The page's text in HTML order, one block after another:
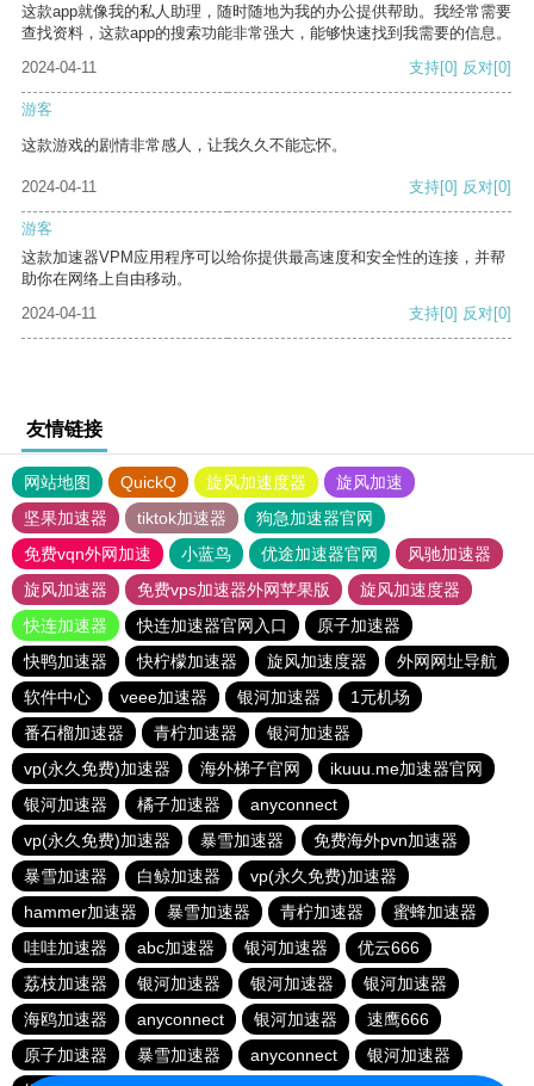
这款app就像我的私人助理，随时随地为我的办公提供帮助。我经常需要
查找资料，这款app的搜索功能非常强大，能够快速找到我需要的信息。
2024-04-11
支持[0] 反对[0]
游客
这款游戏的剧情非常感人，让我久久不能忘怀。
2024-04-11 支持[0] 反对[0]
游客
这款加速器VPM应用程序可以给你提供最高速度和安全性的连接，并帮
助你在网络上自由移动。
2024-04-11
支持[0] 反对[0]
友情链接
网站地图 QuickQ 旋风加速度器
旋风加速
坚果加速器
tiktok加速器
狗急加速器官网
免费vqn外网加速
小蓝鸟 优途加速器官网
风驰加速器
旋风加速器
免费vps加速器外网苹果版
旋风加速度器
快连加速器
快连加速器官网入口
原子加速器
快鸭加速器
快柠檬加速器 旋风加速度器
外网网址导航
软件中心
veee加速器 银河加速器
1元机场
番石榴加速器
青柠加速器
银河加速器
vp(永久免费)加速器
海外梯子官网
ikuuu.me加速器官网
银河加速器
橘子加速器
anyconnect
vp(永久免费)加速器
暴雪加速器
免费海外pvn加速器
暴雪加速器
白鲸加速器
vp(永久免费)加速器
hammer加速器
暴雪加速器 青柠加速器
蜜蜂加速器
哇哇加速器
abc加速器 银河加速器
优云666
荔枝加速器
银河加速器 银河加速器
银河加速器
海鸥加速器
anyconnect 银河加速器
速鹰666
原子加速器
暴雪加速器 anyconnect
银河加速器